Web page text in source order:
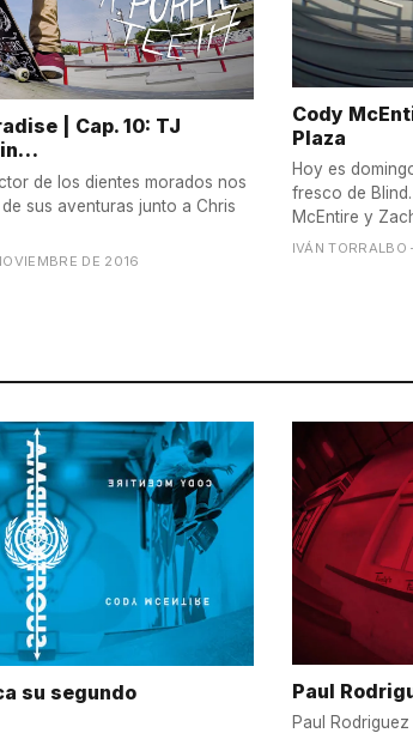
| Cap. 10: TJ
de los dientes morados nos
sus aventuras junto a Chris
DE 2016
Cody
Plaza
Hoy es
fresco de
McEntire y
IVÁN TORRALBO
su segundo
Paul
Paul